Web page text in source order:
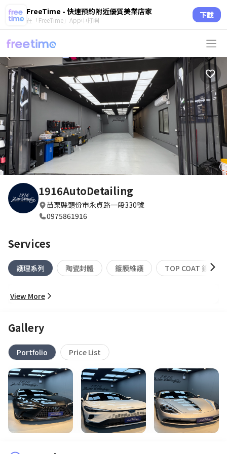
FreeTime - 快速預約附近優質美業店家
在「FreeTime」App中打開 下載
1916AutoDetailing
苗栗縣頭份市永貞路一段330號
0975861916
Services
護理系列 陶瓷封體 鍍膜維護 TOP COAT 鍍膜
View More
Gallery
Portfolio Price List